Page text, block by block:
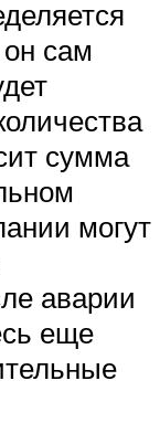
сам
сумма
могут
аварии
еще